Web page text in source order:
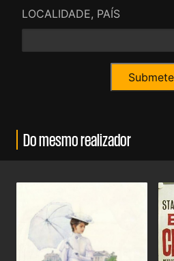
LOCALIDADE, PAÍS
Do mesmo realizador